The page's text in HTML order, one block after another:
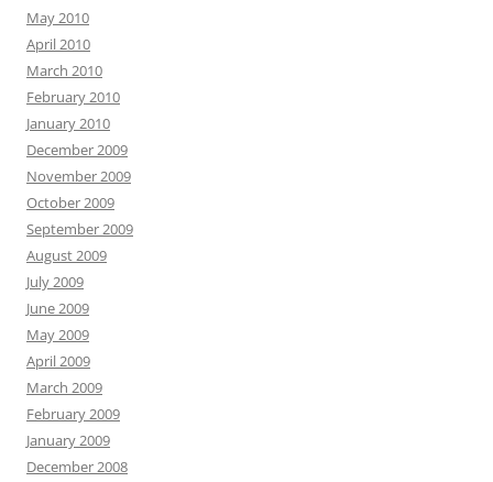
May 2010
April 2010
March 2010
February 2010
January 2010
December 2009
November 2009
October 2009
September 2009
August 2009
July 2009
June 2009
May 2009
April 2009
March 2009
February 2009
January 2009
December 2008